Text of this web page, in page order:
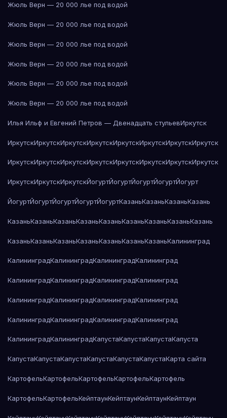
Жюль Верн — 20 000 лье под водой
Жюль Верн — 20 000 лье под водой
Жюль Верн — 20 000 лье под водой
Жюль Верн — 20 000 лье под водой
Жюль Верн — 20 000 лье под водой
Жюль Верн — 20 000 лье под водой
Илья Ильф и Евгений Петров — Двенадцать стульевИркутск
ИркутскИркутскИркутскИркутскИркутскИркутскИркутскИркутск
ИркутскИркутскИркутскИркутскИркутскИркутскИркутскИркутск
ИркутскИркутскИркутскЙогуртЙогуртЙогуртЙогуртЙогурт
ЙогуртЙогуртЙогуртЙогуртЙогуртКазаньКазаньКазаньКазань
КазаньКазаньКазаньКазаньКазаньКазаньКазаньКазаньКазань
КазаньКазаньКазаньКазаньКазаньКазаньКазаньКалининград
КалининградКалининградКалининградКалининград
КалининградКалининградКалининградКалининград
КалининградКалининградКалининградКалининград
КалининградКалининградКалининградКалининград
КалининградКалининградКапустаКапустаКапустаКапуста
КапустаКапустаКапустаКапустаКапустаКапустаКарта сайта
КартофельКартофельКартофельКартофельКартофель
КартофельКартофельКейптаунКейптаунКейптаунКейптаун